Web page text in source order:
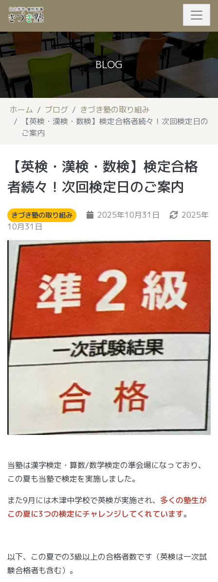
BLOG
ホーム ブログ
きづき塾の取り組み
【英検・漢検・数検】検定合格者続々！次回検定日の
ご案内
【英検・漢検・数検】検定合格
者続々！次回検定日のご案内
きづき塾の取り組み 2025年10月31日
2025年
10月31日
当塾は漢字検定・算数/数学検定の準会場になっており、
この夏も当塾で検定を実施しました。
また9月には木津中学校で英検が実施され、 多くの塾生が
この夏に3つの検定にチャレンジしてくれています。
以下、この夏での3級以上の合格者数です（英検は一次試
験合格者も含む）。